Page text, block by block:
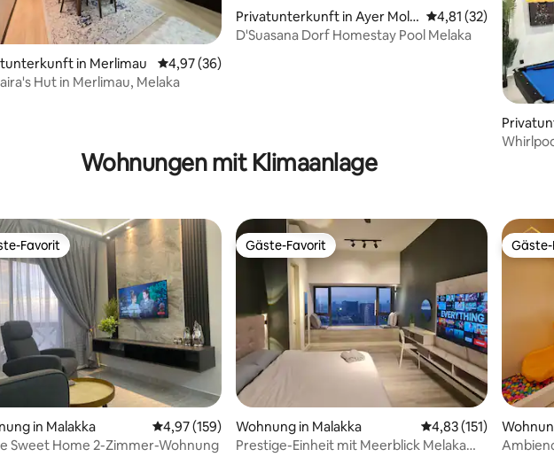
4,88 von 5, 103 Bewertungen
in Merlimau Durchschnittliche Bewertung: 4,97 von 5, 36 Bewertungen
4,97 (36)
Hut in Merlimau, Melaka
Privatunterkunft in Ayer Mole
k
Durchschnittliche
4,81 (32)
D'Suasana Dorf Homestay Pool Melaka
Wohnungen mit Klimaanlage
Favorit
Favorit
in Malakka Durchschnittliche Bewertung: 4,97 von 5, 159 Bewertungen
4,97 (159)
Sweet Home 2-Zimmer-Wohnung
Gäste-Favorit
Gäste-Favorit
Wohnung in Malakka Durchschnittliche
4,83 (151)
Prestige-Einheit mit Meerblick Melaka